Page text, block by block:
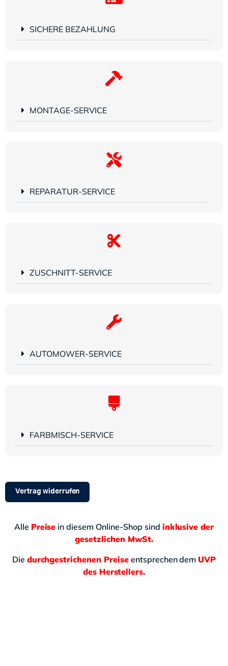
SICHERE BEZAHLUNG
MONTAGE-SERVICE
REPARATUR-SERVICE
ZUSCHNITT-SERVICE
AUTOMOWER-SERVICE
FARBMISCH-SERVICE
Vertrag widerrufen
Alle Preise in diesem Online-Shop sind inklusive der
gesetzlichen MwSt.
Die durchgestrichenen Preiseentsprechen dem UVP
des Herstellers.